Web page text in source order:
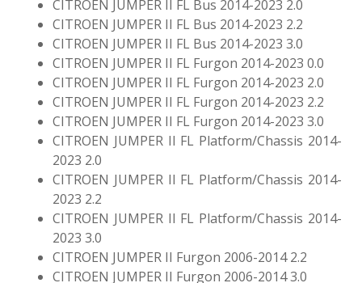
CITROEN JUMPER II FL Bus 2014-2023 2.0
CITROEN JUMPER II FL Bus 2014-2023 2.2
CITROEN JUMPER II FL Bus 2014-2023 3.0
CITROEN JUMPER II FL Furgon 2014-2023 0.0
CITROEN JUMPER II FL Furgon 2014-2023 2.0
CITROEN JUMPER II FL Furgon 2014-2023 2.2
CITROEN JUMPER II FL Furgon 2014-2023 3.0
CITROEN JUMPER II FL Platform/Chassis 2014-
2023 2.0
CITROEN JUMPER II FL Platform/Chassis 2014-
2023 2.2
CITROEN JUMPER II FL Platform/Chassis 2014-
2023 3.0
CITROEN JUMPER II Furgon 2006-2014 2.2
CITROEN JUMPER II Furgon 2006-2014 3.0